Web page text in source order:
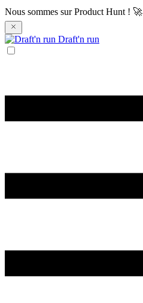
Nous sommes sur Product Hunt ! 🚀
Draft'n run